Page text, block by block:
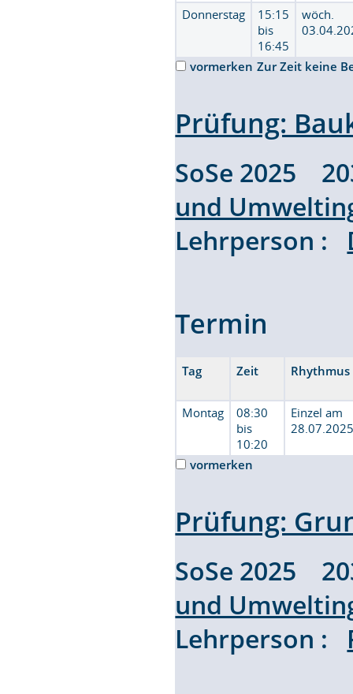
Donnerstag
15:15
bis
16:45
wöch.
vormerken Zur Zeit keine
Prüfung:
SoSe 2025
und
Lehrperson :
Termin
Tag Zeit Rhythmus
Montag
08:30
bis
10:20
Einzel am
vormerken
Prüfung:
SoSe 2025
und
Lehrperson :